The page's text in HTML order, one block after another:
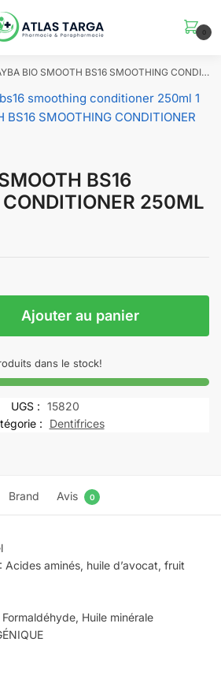
0
BIO SMOOTH BS16 SMOOTHING CONDITIONER 250ML
BS16
250ML
Ajouter au panier
dans le stock!
UGS : 15820
:
Dentifrices
Brand Avis 0
Acides aminés, huile d’avocat, fruit
Formaldéhyde, Huile minérale